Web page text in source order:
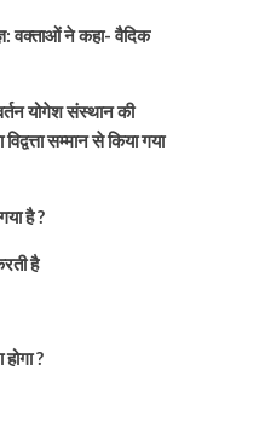
वक्ताओं ने कहा- वैदिक
योगेश संस्थान की
सम्मान से किया गया
है ?
है
?